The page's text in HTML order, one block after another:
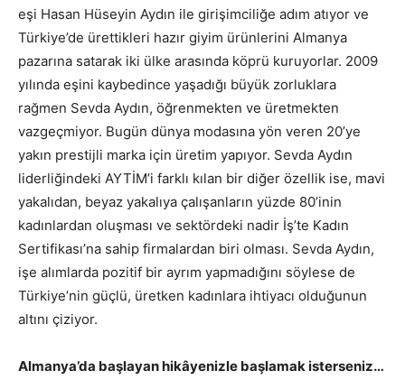
eşi Hasan Hüseyin Aydın ile girişimciliğe adım atıyor ve
Türkiye’de ürettikleri hazır giyim ürünlerini Almanya
pazarına satarak iki ülke arasında köprü kuruyorlar. 2009
yılında eşini kaybedince yaşadığı büyük zorluklara
rağmen Sevda Aydın, öğrenmekten ve üretmekten
vazgeçmiyor. Bugün dünya modasına yön veren 20’ye
yakın prestijli marka için üretim yapıyor. Sevda Aydın
liderliğindeki AYTİM’i farklı kılan bir diğer özellik ise, mavi
yakalıdan, beyaz yakalıya çalışanların yüzde 80’inin
kadınlardan oluşması ve sektördeki nadir İş’te Kadın
Sertifikası’na sahip firmalardan biri olması. Sevda Aydın,
işe alımlarda pozitif bir ayrım yapmadığını söylese de
Türkiye’nin güçlü, üretken kadınlara ihtiyacı olduğunun
altını çiziyor.
Almanya’da başlayan hikâyenizle başlamak isterseniz…